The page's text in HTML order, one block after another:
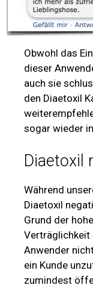
Obwohl das
dieser
auch sie
den Diaetoxil
sogar wieder
Diaetoxil
Während
Diaetoxil
Grund der
Verträglichkeit
Anwender
ein Kunde
zumindest